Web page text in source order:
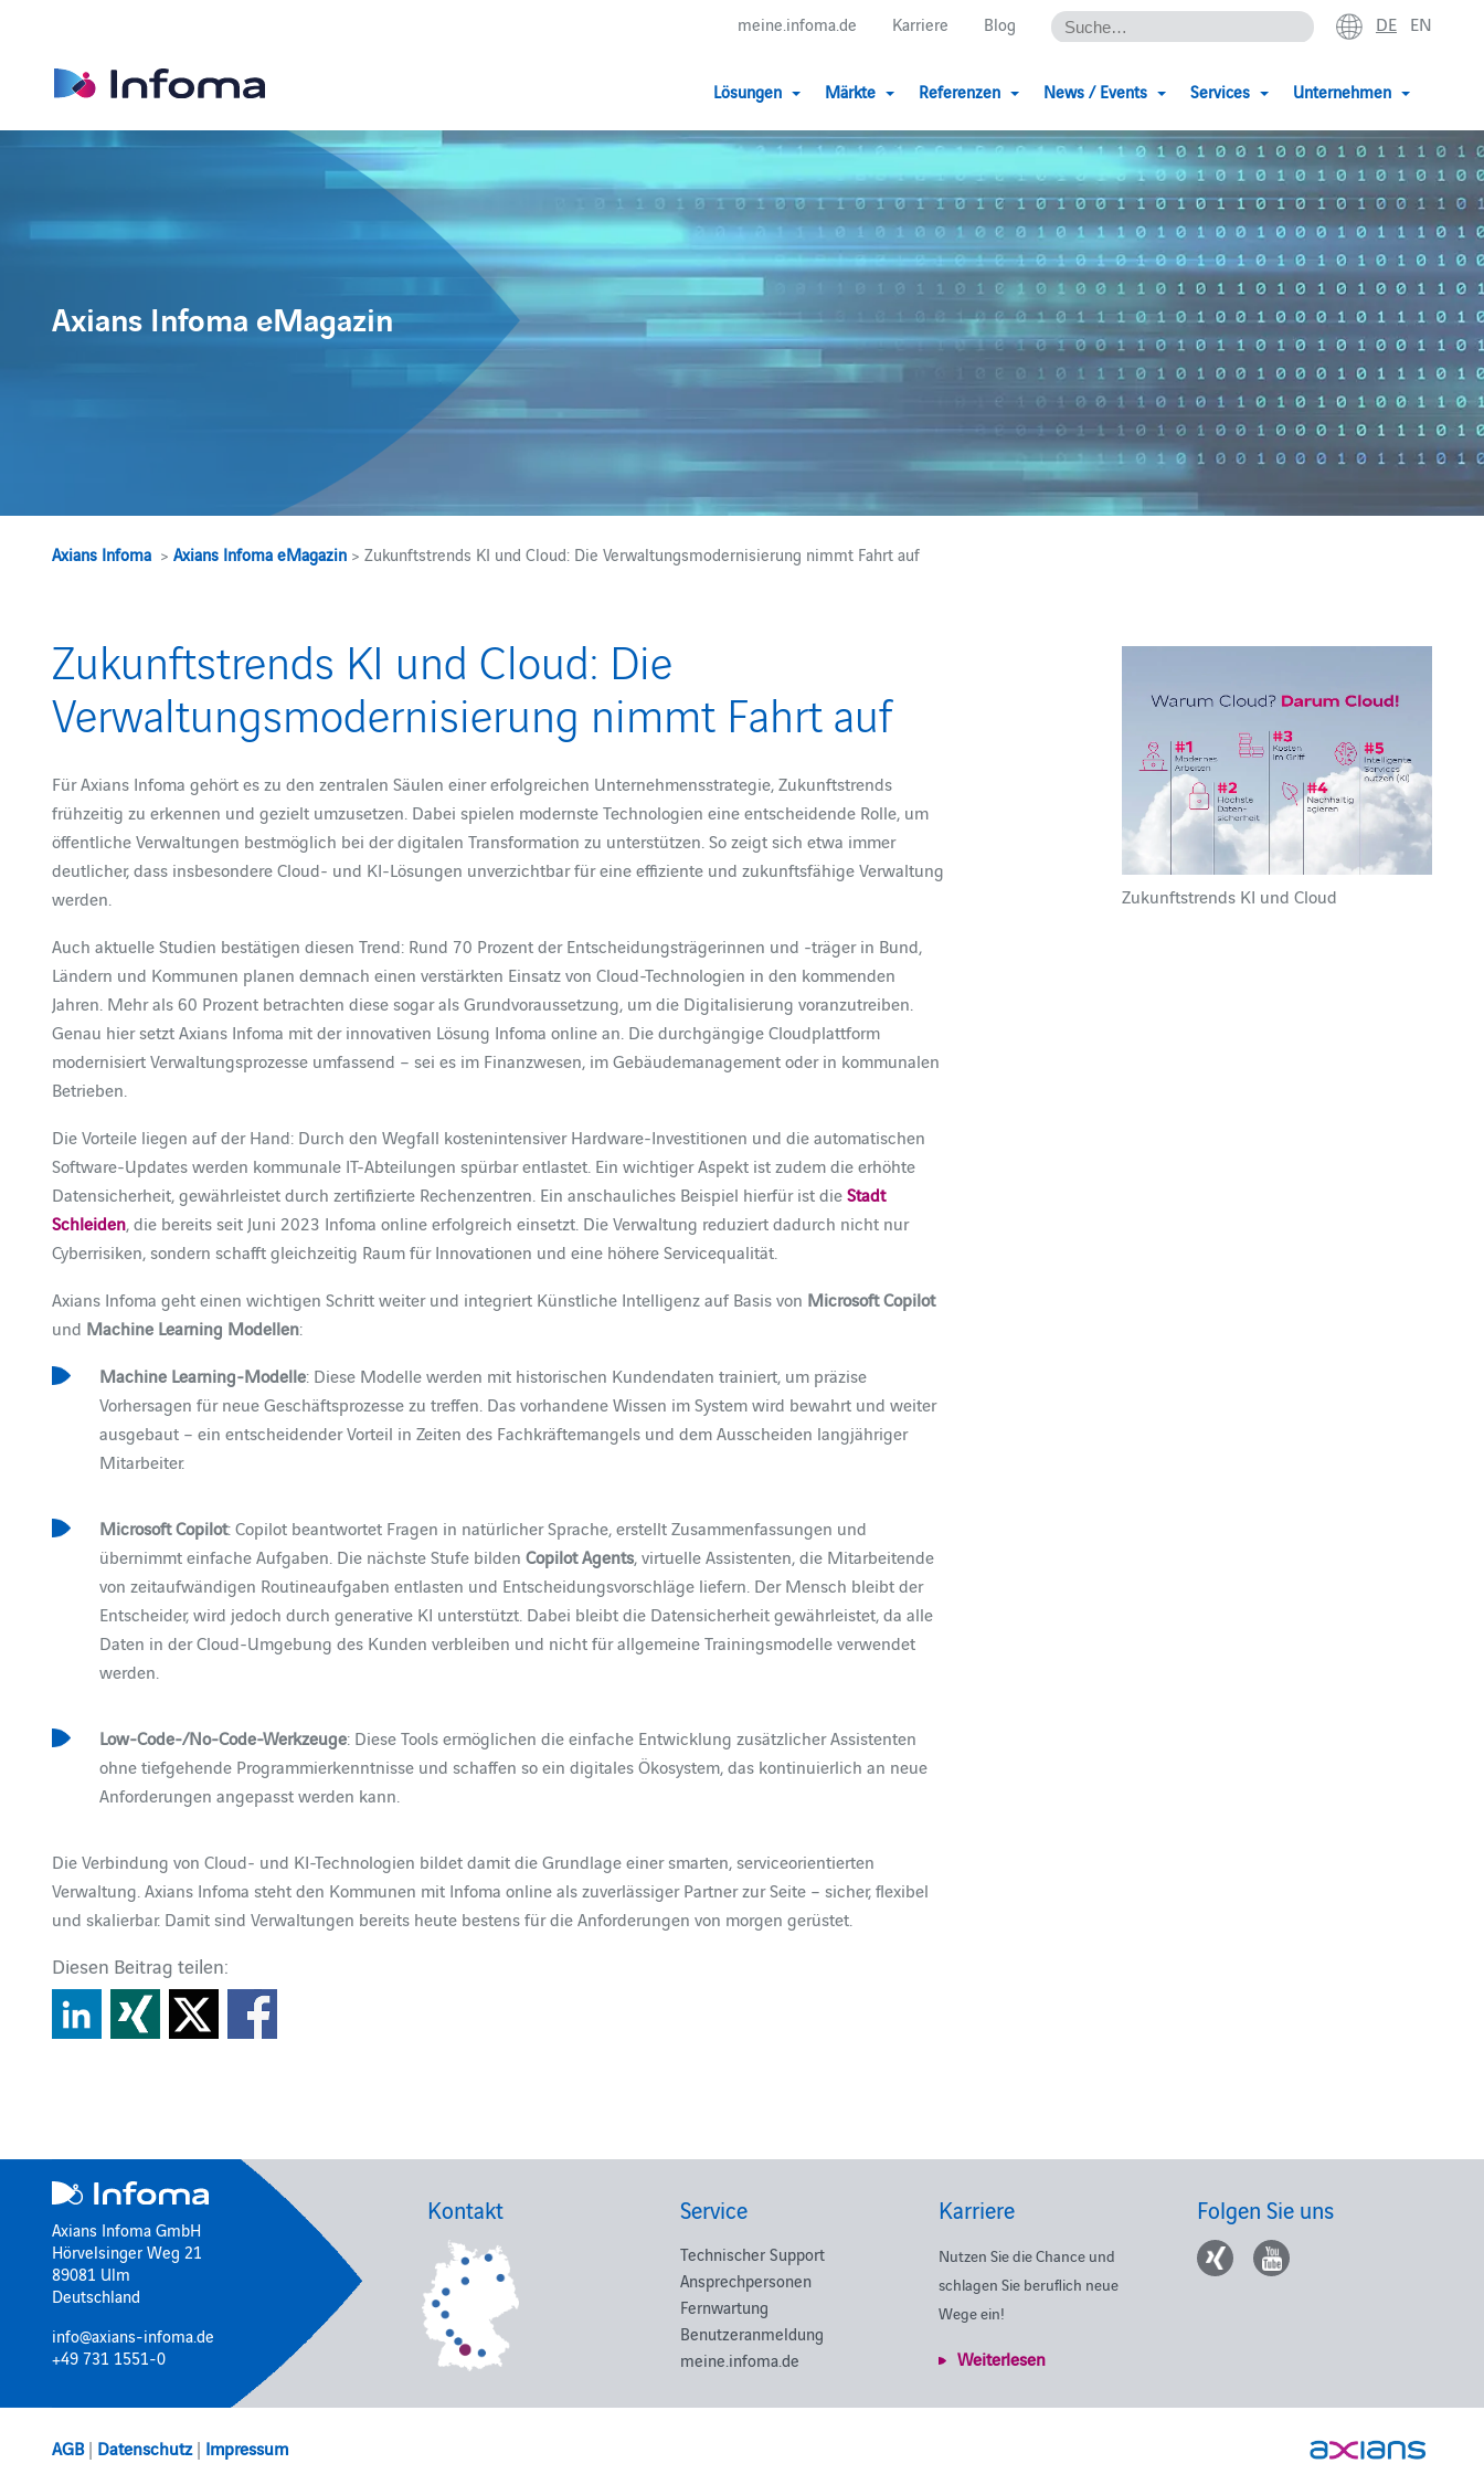
meine.infoma.de Karriere Blog DE EN
Lösungen Märkte Referenzen News / Events Services Unternehmen
Axians Infoma eMagazin
Axians Infoma >Axians Infoma eMagazin > Zukunftstrends KI und Cloud: Die Verwaltungsmodernisierung nimmt Fahrt auf
Zukunftstrends KI und Cloud: Die
Verwaltungsmodernisierung nimmt Fahrt auf
Für Axians Infoma gehört es zu den zentralen Säulen einer erfolgreichen Unternehmensstrategie, Zukunftstrends
frühzeitig zu erkennen und gezielt umzusetzen. Dabei spielen modernste Technologien eine entscheidende Rolle, um
öffentliche Verwaltungen bestmöglich bei der digitalen Transformation zu unterstützen. So zeigt sich etwa immer
deutlicher, dass insbesondere Cloud- und KI-Lösungen unverzichtbar für eine effiziente und zukunftsfähige Verwaltung
werden.
Auch aktuelle Studien bestätigen diesen Trend: Rund 70 Prozent der Entscheidungsträgerinnen und -träger in Bund,
Ländern und Kommunen planen demnach einen verstärkten Einsatz von Cloud-Technologien in den kommenden
Jahren. Mehr als 60 Prozent betrachten diese sogar als Grundvoraussetzung, um die Digitalisierung voranzutreiben.
Genau hier setzt Axians Infoma mit der innovativen Lösung Infoma online an. Die durchgängige Cloudplattform
modernisiert Verwaltungsprozesse umfassend – sei es im Finanzwesen, im Gebäudemanagement oder in kommunalen
Betrieben.
Die Vorteile liegen auf der Hand: Durch den Wegfall kostenintensiver Hardware-Investitionen und die automatischen
Software-Updates werden kommunale IT-Abteilungen spürbar entlastet. Ein wichtiger Aspekt ist zudem die erhöhte
Datensicherheit, gewährleistet durch zertifizierte Rechenzentren. Ein anschauliches Beispiel hierfür ist dieStadt
Schleiden, die bereits seit Juni 2023 Infoma online erfolgreich einsetzt. Die Verwaltung reduziert dadurch nicht nur
Cyberrisiken, sondern schafft gleichzeitig Raum für Innovationen und eine höhere Servicequalität.
Axians Infoma geht einen wichtigen Schritt weiter und integriert Künstliche Intelligenz auf Basis von Microsoft Copilot
und Machine Learning Modellen:
Machine Learning-Modelle: Diese Modelle werden mit historischen Kundendaten trainiert, um präzise
Vorhersagen für neue Geschäftsprozesse zu treffen. Das vorhandene Wissen im System wird bewahrt und weiter
ausgebaut – ein entscheidender Vorteil in Zeiten des Fachkräftemangels und dem Ausscheiden langjähriger
Mitarbeiter.
Microsoft Copilot: Copilot beantwortet Fragen in natürlicher Sprache, erstellt Zusammenfassungen und
übernimmt einfache Aufgaben. Die nächste Stufe bilden Copilot Agents, virtuelle Assistenten, die Mitarbeitende
von zeitaufwändigen Routineaufgaben entlasten und Entscheidungsvorschläge liefern. Der Mensch bleibt der
Entscheider, wird jedoch durch generative KI unterstützt. Dabei bleibt die Datensicherheit gewährleistet, da alle
Daten in der Cloud-Umgebung des Kunden verbleiben und nicht für allgemeine Trainingsmodelle verwendet
werden.
Low-Code-/No-Code-Werkzeuge: Diese Tools ermöglichen die einfache Entwicklung zusätzlicher Assistenten
ohne tiefgehende Programmierkenntnisse und schaffen so ein digitales Ökosystem, das kontinuierlich an neue
Anforderungen angepasst werden kann.
Die Verbindung von Cloud- und KI-Technologien bildet damit die Grundlage einer smarten, serviceorientierten
Verwaltung. Axians Infoma steht den Kommunen mit Infoma online als zuverlässiger Partner zur Seite – sicher, flexibel
und skalierbar. Damit sind Verwaltungen bereits heute bestens für die Anforderungen von morgen gerüstet.
Diesen Beitrag teilen:
Zukunftstrends KI und Cloud
Axians Infoma GmbH
Hörvelsinger Weg 21
89081 Ulm
Deutschland
info@axians-infoma.de
+49 731 1551-0
Kontakt Service
Technischer Support
Ansprechpersonen
Fernwartung
Benutzeranmeldung
meine.infoma.de
Karriere
Nutzen Sie die Chance und
schlagen Sie beruflich neue
Wege ein!
Weiterlesen
Folgen Sie uns
AGB | Datenschutz | Impressum